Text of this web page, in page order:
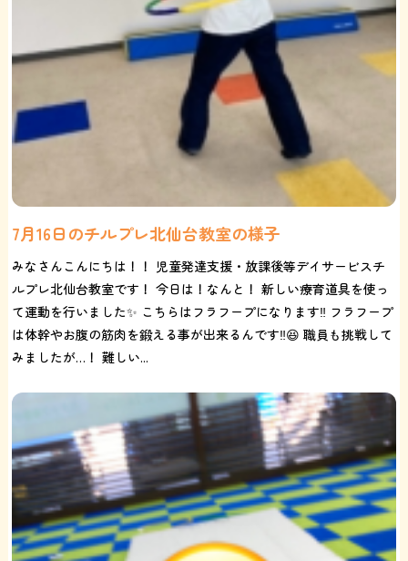
7月16日のチルプレ北仙台教室の様子
みなさんこんにちは！！ 児童発達支援・放課後等デイサービスチ
ルプレ北仙台教室です！ 今日は！なんと！ 新しい療育道具を使っ
て運動を行いました✨ こちらはフラフープになります‼️ フラフープ
は体幹やお腹の筋肉を鍛える事が出来るんです‼️😆 職員も挑戦して
みましたが…！ 難しい...